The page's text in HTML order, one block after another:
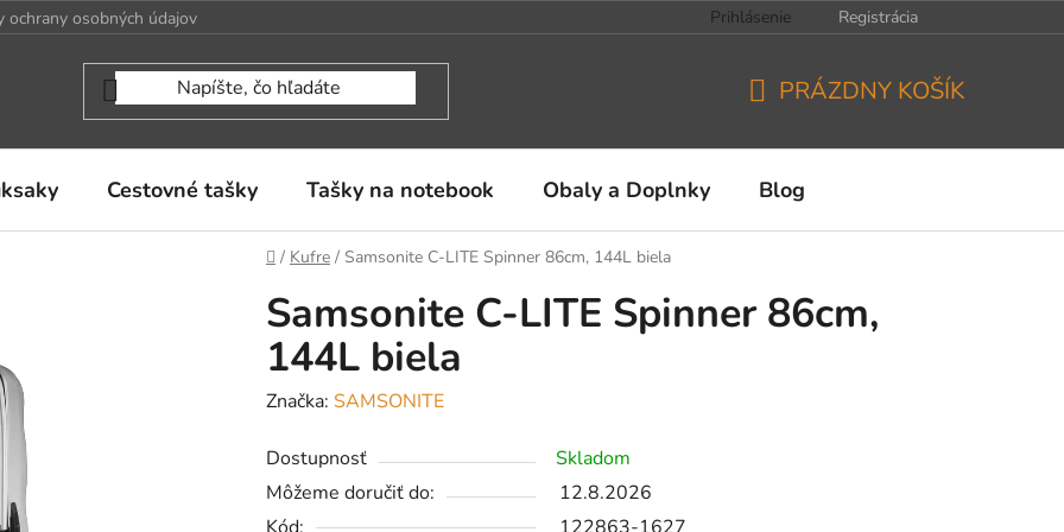
ochrany osobných údajov Prihlásenie Registrácia
KOŠÍK
PRÁZDNY KOŠÍK
Cestovné tašky Tašky na notebook Obaly a Doplnky Blog
Domov
/ Kufre / Samsonite C-LITE Spinner 86cm, 144L biela
Samsonite C-LITE Spinner 86cm,
144L biela
Značka: SAMSONITE
Dostupnosť
Skladom
Môžeme doručiť do:
12.8.2026